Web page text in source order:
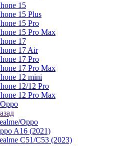
15
15 Plus
15 Pro
15 Pro Max
17
17 Air
17 Pro
17 Pro Max
12 mini
12/12 Pro
12 Pro Max
Oppo
A16 (2021)
C51/C53 (2023)